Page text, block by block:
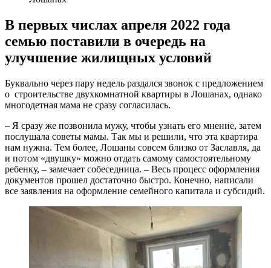
В первых числах апреля 2022 года
семью поставили в очередь на
улучшение жилищных условий
Буквально через пару недель раздался звонок с предложением
о строительстве двухкомнатной квартиры в Лошанах, однако
многодетная мама не сразу согласилась.
– Я сразу же позвонила мужу, чтобы узнать его мнение, затем
послушала советы мамы. Так мы и решили, что эта квартира
нам нужна. Тем более, Лошаны совсем близко от Заславля, да
и потом «двушку» можно отдать самому самостоятельному
ребенку, – замечает собеседница. – Весь процесс оформления
документов прошел достаточно быстро. Конечно, написали
все заявления на оформление семейного капитала и субсидий.